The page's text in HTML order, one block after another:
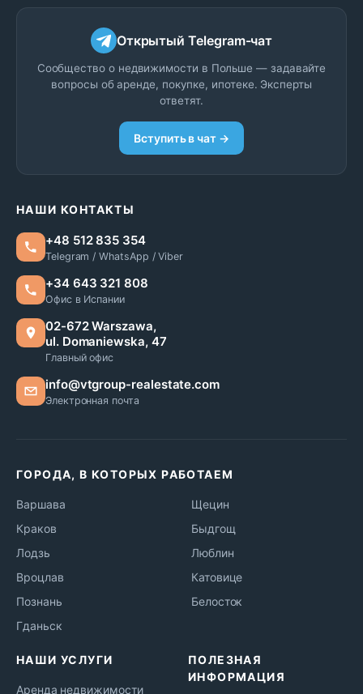
Открытый Telegram-чат
Сообщество о недвижимости в Польше — задавайте
вопросы об аренде, покупке, ипотеке. Эксперты
ответят.
Вступить в чат →
НАШИ КОНТАКТЫ
+48 512 835 354
Telegram / WhatsApp / Viber
+34 643 321 808
Офис в Испании
02-672 Warszawa,
ul. Domaniewska, 47
Главный офис
info@vtgroup-realestate.com
Электронная почта
ГОРОДА, В КОТОРЫХ РАБОТАЕМ
Варшава
Краков
Лодзь
Вроцлав
Познань
Гданьск
Щецин
Быдгощ
Люблин
Катовице
Белосток
НАШИ УСЛУГИ
Аренда недвижимости
ПОЛЕЗНАЯ
ИНФОРМАЦИЯ